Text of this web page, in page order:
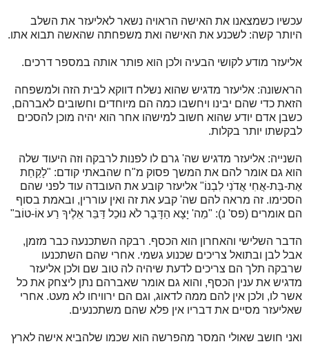
עכשיו כשמצאנו את האישה הראויה נשאר לאליעזר את השלב
היותר קשה: לשכנע את האישה ואת משפחתה שהאשה תבוא אתו.
אליעזר מודע לקושי הבעיה ולכן הוא פותר אותה במספר דרכים.
הראשונה: אליעזר מדגיש שהוא נשלח דווקא לבית הזה ולמשפחה
הזאת כדי שהם יבינו ויחשבו כמה הם מיוחדים וחשובים לאברהם,
כשבן אדם יודע שהוא חשוב למישהו אחר הוא יהיה מוכן להסכים
לבקשתו יותר בקלות.
השנייה: אליעזר מדגיש שה' גרם לו לפנות לרבקה וזה היעוד שלה
הוא גם אומר להם את המשך פסוק מ"ח שהבאתי קודם: "לָקַחַת
אֶת-בַּת-אֲחִי אֲדֹנִי לִבְנוֹ" אליעזר קובע את העובדה עוד לפני שהם
הסכימו. זה מראה להם שה' קבע את זה ואין עוררין, ובאמת בסוף
הם אומרים (פס' נ): "מֵה' יָצָא הַדָּבָר לֹא נוּכַל דַּבֵּר אֵלֶיךָ רַע אוֹ-טוֹב"
הדבר השלישי והאחרון הוא הכסף. רבקה השתכנעה כבר מזמן,
אבל לבן ובתואל צריכים שכנוע גשמי. אחרי שהם השתכנעו
שרבקה תלך הם צריכים לדעת שיהיה לה טוב שם ולכן אליעזר
מדגיש את ענין הכסף, והוא גם אומר שאברהם נתן ליצחק את כל
אשר לו, ולכן אין להם ממה לדאוג, וגם הם ירוויחו לא מעט. אחרי
שאליעזר מסיים את דבריו אין פלא שהם משתכנעים.
ואני חושב שאולי המסר מהפרשה הוא שכמו שלהביא אישה לארץ